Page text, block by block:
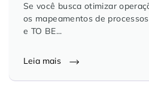
Se você busca otimizar
os mapeamentos de
e TO BE...
Leia mais